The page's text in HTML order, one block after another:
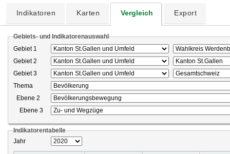
Indikatoren Karten Vergleich Export
Gebiets- und Indikatorenauswahl
Gebiet 1
Gebiet 2
Gebiet 3
Thema
Ebene 2
Ebene 3
Indikatorentabelle
Jahr